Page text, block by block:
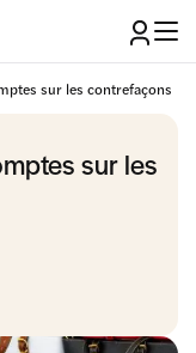
sur les contrefaçons
sur les